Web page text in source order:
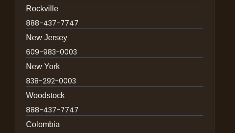
Rockville
888-437-7747
New Jersey
609-983-0003
New York
838-292-0003
Woodstock
888-437-7747
Colombia